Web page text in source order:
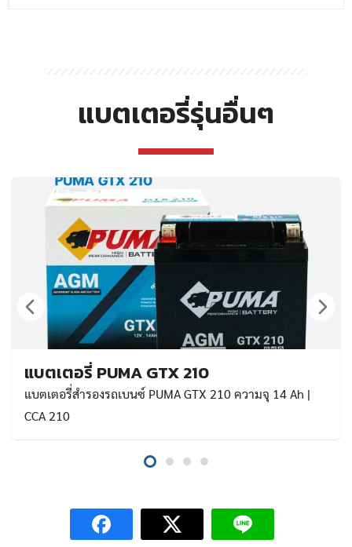
แบตเตอรี่รุ่นอื่นๆ
แบตเตอรี่ PUMA GTX 210
แบตเตอรี่สำรองรถเบนซ์ PUMA GTX 210 ความจุ 14 Ah |
CCA 210